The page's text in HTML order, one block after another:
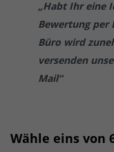
„Habt Ihr eine
Bewertung per
Büro wird
versenden
Mail“
Wähle eins von